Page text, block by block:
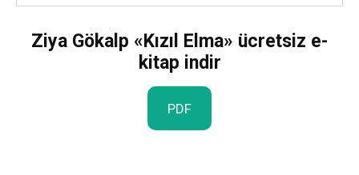
Ziya Gökalp «Kızıl Elma» ücretsiz e-
kitap indir
PDF